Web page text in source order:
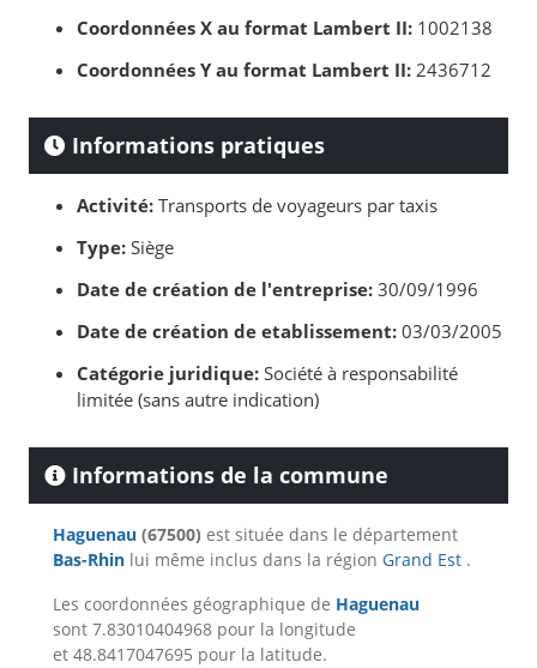
Coordonnées X au format Lambert II: 1002138
Coordonnées Y au format Lambert II: 2436712
Informations pratiques
Activité: Transports de voyageurs par taxis
Type: Siège
Date de création de l'entreprise: 30/09/1996
Date de création de etablissement: 03/03/2005
Catégorie juridique: Société à responsabilité
limitée (sans autre indication)
Informations de la commune
Haguenau (67500) est située dans le département
Bas-Rhin lui même inclus dans la région Grand Est .
Les coordonnées géographique de Haguenau
sont 7.83010404968 pour la longitude
et 48.8417047695 pour la latitude.